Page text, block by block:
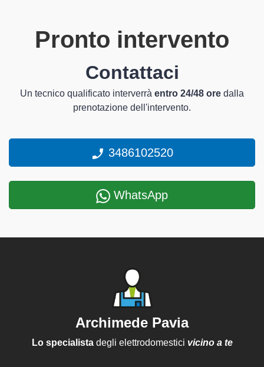
Pronto intervento
Contattaci
Un tecnico qualificato interverrà entro 24/48 ore dalla
prenotazione dell'intervento.
3486102520
WhatsApp
Archimede Pavia
Lo specialistadegli elettrodomestici vicino a te